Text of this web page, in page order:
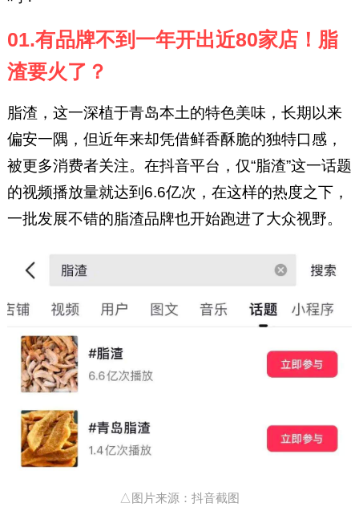
01.有品牌不到一年开出近80家店！脂
渣要火了？
脂渣，这一深植于青岛本土的特色美味，长期以来
偏安一隅，但近年来却凭借鲜香酥脆的独特口感，
被更多消费者关注。在抖音平台，仅“脂渣”这一话题
的视频播放量就达到6.6亿次，在这样的热度之下，
一批发展不错的脂渣品牌也开始跑进了大众视野。
△图片来源：抖音截图